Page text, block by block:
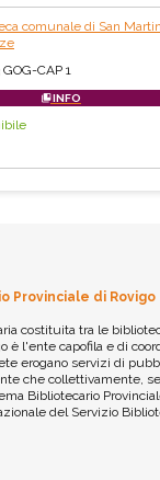
comunale di San
GOG-CAP 1
INFO
Provinciale di Rovigo
costituita tra le
è l'ente capofila e di
erogano servizi di
che collettivamente,
Bibliotecario
del Servizio